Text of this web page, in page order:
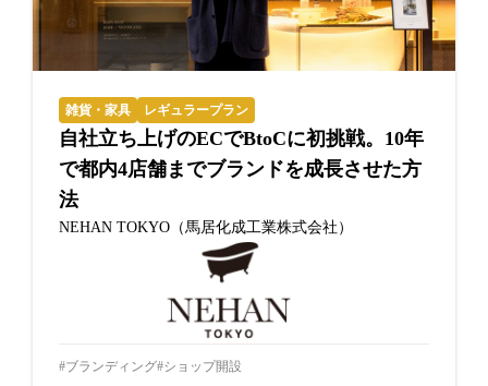
雑貨・家具 レギュラープラン
自社立ち上げのECでBtoCに初挑戦。10年
で都内4店舗までブランドを成長させた方
法
NEHAN TOKYO（馬居化成工業株式会社）
ブランディング ショップ開設